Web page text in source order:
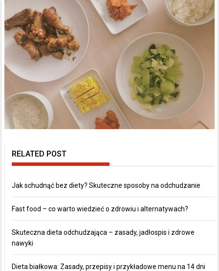
RELATED POST
Jak schudnąć bez diety? Skuteczne sposoby na odchudzanie
Fast food – co warto wiedzieć o zdrowiu i alternatywach?
Skuteczna dieta odchudzająca – zasady, jadłospis i zdrowe
nawyki
Dieta białkowa: Zasady, przepisy i przykładowe menu na 14 dni